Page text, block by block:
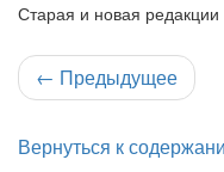
Старая и новая редакции
← Предыдущее
Вернуться к